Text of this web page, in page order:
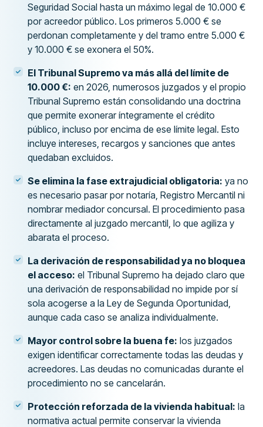
Seguridad Social hasta un máximo legal de 10.000 €
por acreedor público. Los primeros 5.000 € se
perdonan completamente y del tramo entre 5.000 €
y 10.000 € se exonera el 50%.
El Tribunal Supremo va más allá del límite de
10.000 €: en 2026, numerosos juzgados y el propio
Tribunal Supremo están consolidando una doctrina
que permite exonerar íntegramente el crédito
público, incluso por encima de ese límite legal. Esto
incluye intereses, recargos y sanciones que antes
quedaban excluidos.
Se elimina la fase extrajudicial obligatoria: ya no
es necesario pasar por notaría, Registro Mercantil ni
nombrar mediador concursal. El procedimiento pasa
directamente al juzgado mercantil, lo que agiliza y
abarata el proceso.
La derivación de responsabilidad ya no bloquea
el acceso: el Tribunal Supremo ha dejado claro que
una derivación de responsabilidad no impide por sí
sola acogerse a la Ley de Segunda Oportunidad,
aunque cada caso se analiza individualmente.
Mayor control sobre la buena fe: los juzgados
exigen identificar correctamente todas las deudas y
acreedores. Las deudas no comunicadas durante el
procedimiento no se cancelarán.
Protección reforzada de la vivienda habitual: la
normativa actual permite conservar la vivienda